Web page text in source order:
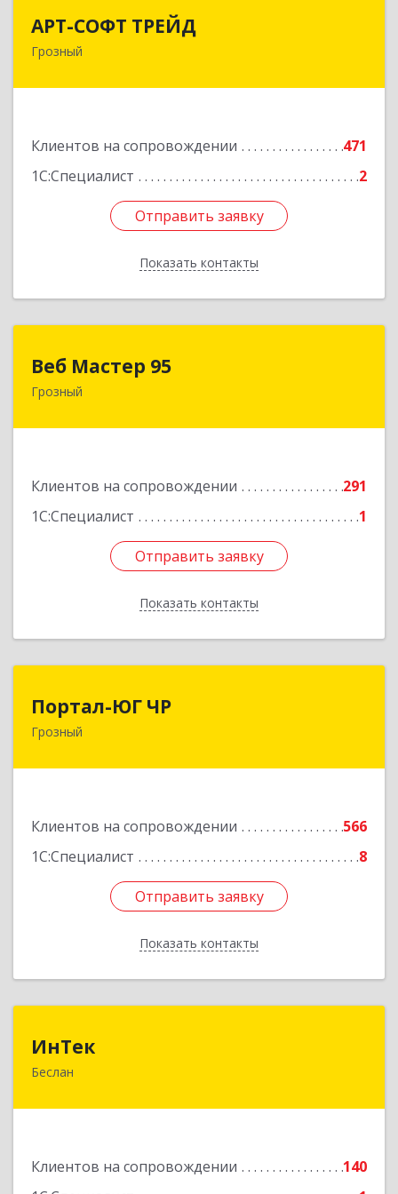
АРТ-СОФТ ТРЕЙД
Грозный
Клиентов на сопровождении
471
1С:Специалист
2
Отправить заявку
Показать контакты
364013, Чеченская Респ, Грозный г, Полярников
Отправить заявку
Назад
Веб Мастер 95
Грозный
Клиентов на сопровождении
291
1С:Специалист
1
Отправить заявку
Показать контакты
Подробнее
Отправить заявку
Назад
Портал-ЮГ ЧР
Грозный
Клиентов на сопровождении
566
1С:Специалист
8
Отправить заявку
Показать контакты
364906, Чеченская Респ, Грозный г, Путина пр-
Отправить заявку
Назад
ИнТек
Беслан
Клиентов на сопровождении
140
Подробнее